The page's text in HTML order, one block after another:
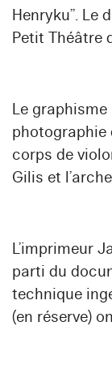
Henryku”. Le
Petit Théâtre
Le
photographie
corps de
Gilis et
L’imprimeur
parti du
technique
(en réserve)